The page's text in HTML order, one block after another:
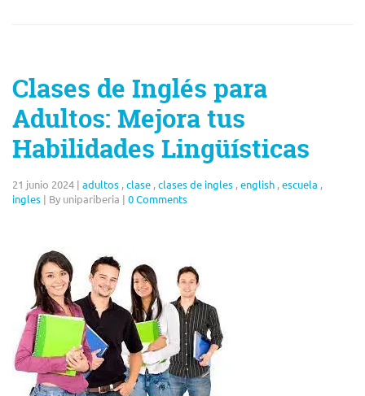
Clases de Inglés para
Adultos: Mejora tus
Habilidades Lingüísticas
21 junio 2024 | adultos ,clase ,clases de ingles ,english ,escuela ,
ingles | By unipariberia | 0 Comments